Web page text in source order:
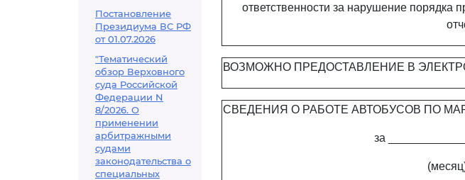
Постановление
Президиума ВС РФ
от 01.07.2026
"Тематический
обзор Верховного
суда Российской
Федерации N
8/2026. О
применении
арбитражными
судами
законодательства о
специальных
ответственности за нарушение порядка
ВОЗМОЖНО ПРЕДОСТАВЛЕНИЕ В
СВЕДЕНИЯ О РАБОТЕ АВТОБУСОВ ПО
за